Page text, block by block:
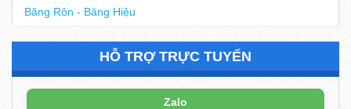
Băng Rôn - Bảng Hiệu
HỖ TRỢ TRỰC TUYẾN
Zalo